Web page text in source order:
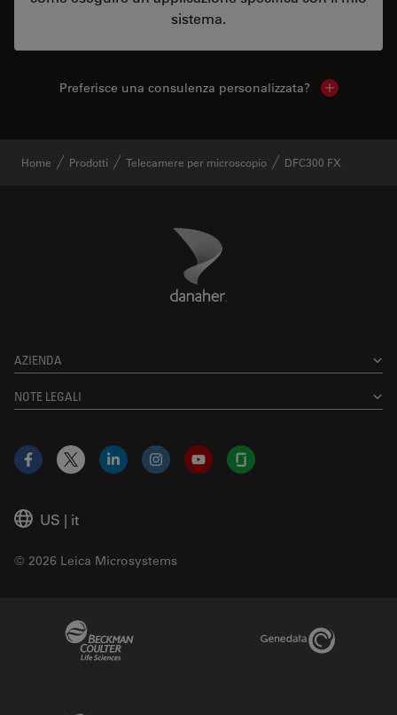
sistema.
Preferisce una consulenza personalizzata? Show local
Home Prodotti Telecamere per microscopio DFC300 FX
Danaher Logo
AZIENDA
NOTE LEGALI
US | it
© 2026 Leica Microsystems
Facebook
X LinkedInInstagramYouTubeGlassdoor
Genedata Link